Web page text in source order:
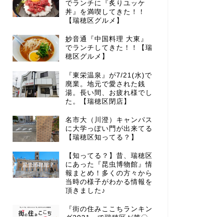
でランチに『炙りユッケ
丼』を満喫してきた！！
【瑞穂区グルメ】
妙音通『中国料理 大東』
でランチしてきた！！【瑞
穂区グルメ】
『東栄温泉』が7/21(水)で
廃業。地元で愛された銭
湯。長い間、お疲れ様でし
た。【瑞穂区閉店】
名市大（川澄）キャンパス
に大学っぽい門が出来てる
【瑞穂区知ってる？】
【知ってる？】昔、瑞穂区
にあった『昆虫博物館』情
報まとめ！多くの方々から
当時の様子がわかる情報を
頂きました♪
『街の住みここちランキン